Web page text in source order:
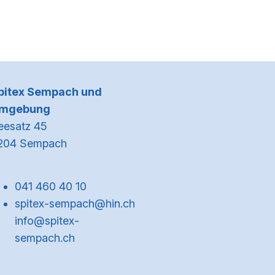
Sempach und
45
Sempach
041 460 40 10
spitex-sempach@hin.ch
info@spitex-
sempach.ch